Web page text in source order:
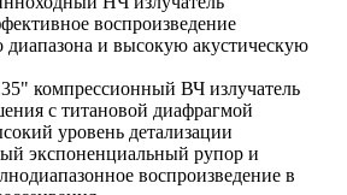
воспроизведение
диапазона и высокую акустическую
компрессионный ВЧ излучатель
с титановой диафрагмой
уровень детализации
экспоненциальный рупор и
воспроизведение в